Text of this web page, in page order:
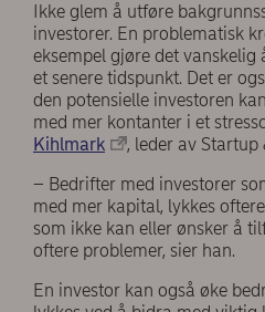
Ikke glem å utføre
investorer. En problematisk
eksempel gjøre det
et senere tidspunkt. Det er
den potensielle investoren
med mer kontanter i et
Kihlmark
, leder av Startup
– Bedrifter med investorer
med mer kapital, lykkes
som ikke kan eller ønsker å
oftere problemer, sier han.
En investor kan også øke